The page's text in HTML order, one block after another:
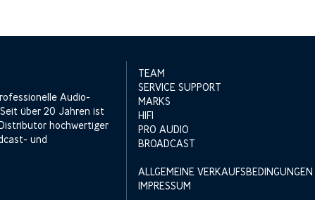
Audio-
über 20 Jahren ist
hochwertiger
und
TEAM
SERVICE SUPPORT
MARKS
HIFI
PRO AUDIO
BROADCAST
ALLGEMEINE VERKAUFSBEDINGUNGEN
IMPRESSUM